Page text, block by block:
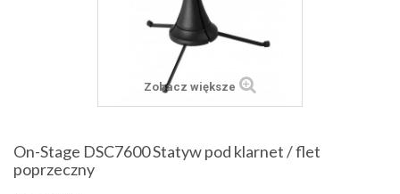
Zobacz większe
On-Stage DSC7600 Statyw pod klarnet / flet
poprzeczny